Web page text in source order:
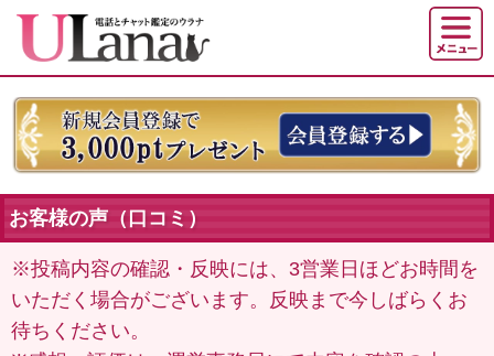
お客様の声（口コミ）
※投稿内容の確認・反映には、3営業日ほどお時間を
いただく場合がございます。反映まで今しばらくお
待ちください。